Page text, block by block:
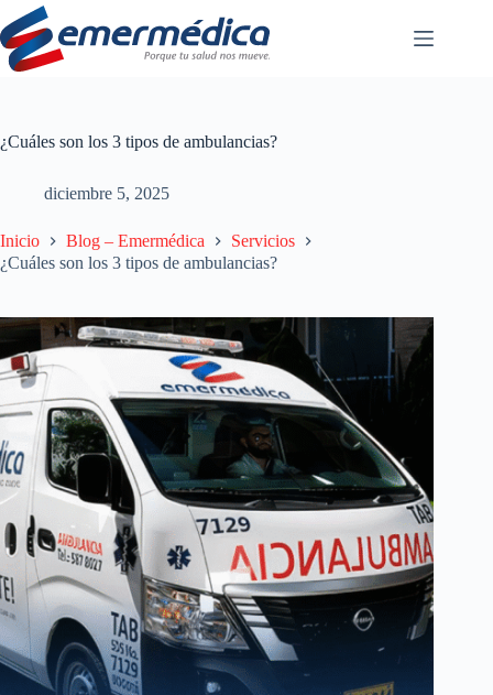
Saltar
al
contenido
¿Cuáles son los 3 tipos de ambulancias?
diciembre 5, 2025
Inicio Blog – Emermédica
Servicios
¿Cuáles son los 3 tipos de ambulancias?